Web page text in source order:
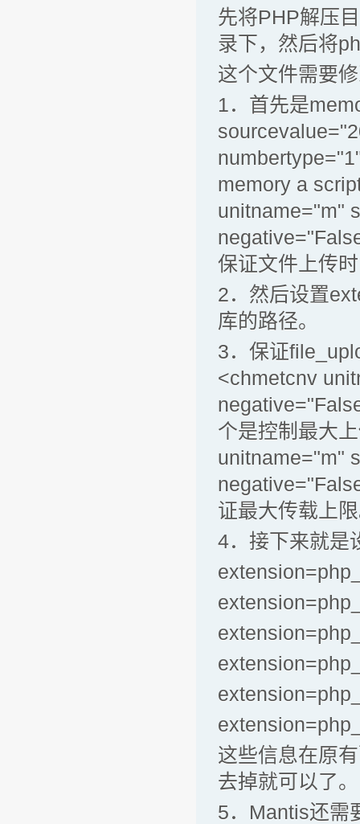
先将PHP解压
录下，然后将
这个文件需要
1．首先是
memory a
unitname="m"
保证文件上传
2．然后设置
库的路径。
3．保证
<chmetcnv
个是控制最大
unitname="m"
证最大传载上
4．接下来就是
这些信息在原
去掉就可以了。
5．Mantis还需